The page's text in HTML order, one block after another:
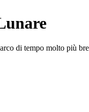
di tempo molto più